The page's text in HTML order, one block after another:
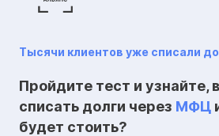
Тысячи клиентов уже списали
Пройдите тест и узнайте,
списать долги через МФЦ
будет стоить?